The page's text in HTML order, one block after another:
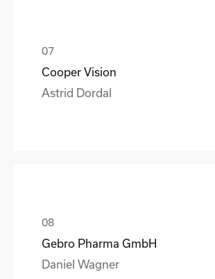
Cooper Vision
Astrid Dordal
Gebro Pharma GmbH
Daniel Wagner